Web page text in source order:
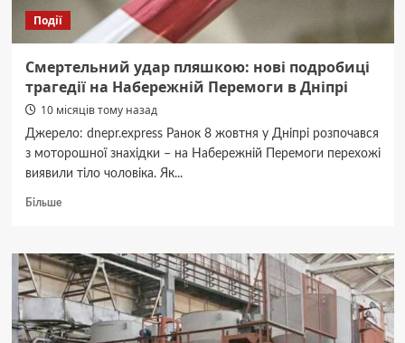
Події
Смертельний удар пляшкою: нові подробиці
трагедії на Набережній Перемоги в Дніпрі
10 місяців тому назад
Джерело: dnepr.express Ранок 8 жовтня у Дніпрі розпочався
з моторошної знахідки – на Набережній Перемоги перехожі
виявили тіло чоловіка. Як...
БільшеДокладніше
удар
пляшкою:
нові
подробиці
трагедії
на